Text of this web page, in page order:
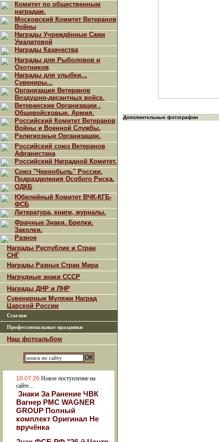
Комитет по общественным
наградам.
Московский Комитет Ветеранов
Войны
Награды Учреждённые Сажи
Умалатовой
Награды Казачества
Награды для Рыболовов и
Охотников
Награды для улыбки...
Сувениры...
Организация Ветеранов
Воздушно-десантных войск.
Ветеранские Организации .
Общевойсковые. Армия.
Российский Комитет Ветеранов
Войны и Военной Службы.
Религиозные Организации.
Российский союз Ветеранов
Афганистана
Российский Наградной Комитет.
Союз "Чернобыль" России.
Подразделения Особого Риска.
ОДКБ
Юбилейный Комитет ВЧК-КГБ-
ФСБ
Литература, книги, журналы.
Фрачные Знаки. Брелки.
Заколки.
Разное
Награды Республик и Стран
СНГ
Награды Разных Стран Мира
Нагрудные знаки СССР
Награды ДНР и ЛНР
Сувенирные Муляжи Наград
Царской России
Ссылки
Профессиональные праздники
Наш фотоальбом
10.07.26 Новое поступление на
сайте...
Знаки За Ранение ЧВК
Вагнер РМС WAGNER
GROUP Полный
комплект Оригинал Не
вручёнка
Дополнительные фотографии